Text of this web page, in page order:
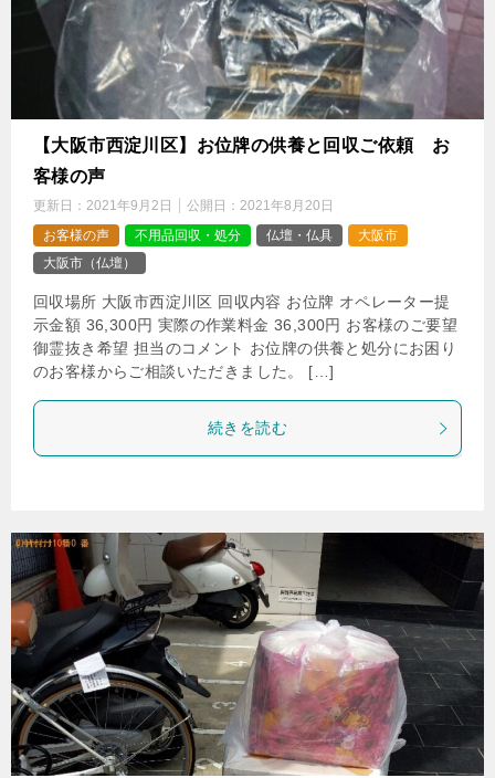
【大阪市西淀川区】お位牌の供養と回収ご依頼 お
客様の声
更新日： 2021年9月2日 公開日： 2021年8月20日
お客様の声
不用品回収・処分 仏壇・仏具
大阪市
大阪市（仏壇）
回収場所 大阪市西淀川区 回収内容 お位牌 オペレーター提
示金額 36,300円 実際の作業料金 36,300円 お客様のご要望
御霊抜き希望 担当のコメント お位牌の供養と処分にお困り
のお客様からご相談いただきました。 […]
続きを読む